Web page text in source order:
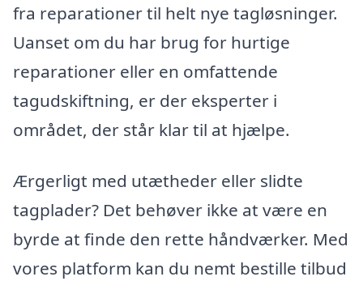
fra reparationer til helt nye tagløsninger.
Uanset om du har brug for hurtige
reparationer eller en omfattende
tagudskiftning, er der eksperter i
området, der står klar til at hjælpe.
Ærgerligt med utætheder eller slidte
tagplader? Det behøver ikke at være en
byrde at finde den rette håndværker. Med
vores platform kan du nemt bestille tilbud